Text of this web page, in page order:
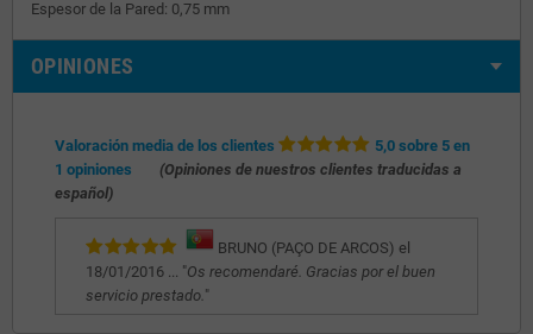
Espesor de la Pared: 0,75 mm
OPINIONES
Valoración media de los clientes
5,0 sobre 5 en
1 opiniones
(Opiniones de nuestros clientes traducidas a
español)
BRUNO (PAÇO DE ARCOS) el
18/01/2016 ... "Os recomendaré. Gracias por el buen
servicio prestado."